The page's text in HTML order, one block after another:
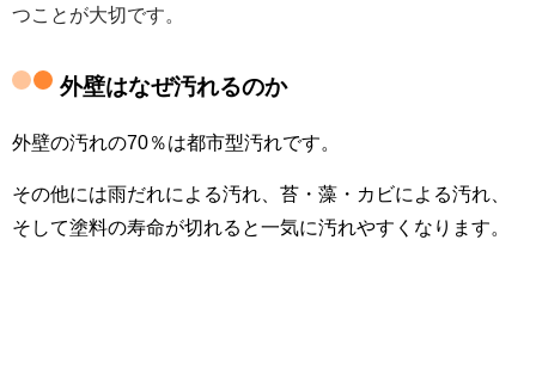
つことが大切です。
外壁はなぜ汚れるのか
外壁の汚れの70％は都市型汚れです。
その他には雨だれによる汚れ、 苔・藻・カビによる汚れ、
そして塗料の寿命が切れると一気に汚れやすくなります。